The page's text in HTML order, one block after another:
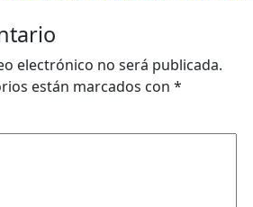
electrónico no será publicada.
están marcados con *